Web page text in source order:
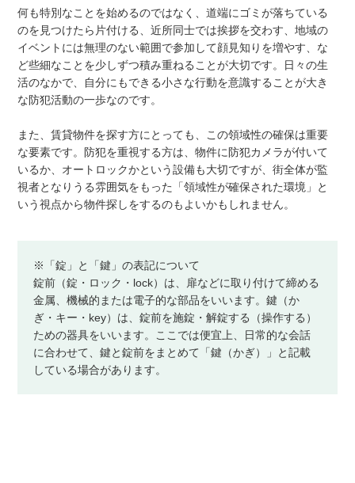
何も特別なことを始めるのではなく、道端にゴミが落ちている
のを見つけたら片付ける、近所同士では挨拶を交わす、地域の
イベントには無理のない範囲で参加して顔見知りを増やす、な
ど些細なことを少しずつ積み重ねることが大切です。日々の生
活のなかで、自分にもできる小さな行動を意識することが大き
な防犯活動の一歩なのです。
また、賃貸物件を探す方にとっても、この領域性の確保は重要
な要素です。防犯を重視する方は、物件に防犯カメラが付いて
いるか、オートロックかという設備も大切ですが、街全体が監
視者となりうる雰囲気をもった「領域性が確保された環境」と
いう視点から物件探しをするのもよいかもしれません。
※「錠」と「鍵」の表記について
錠前（錠・ロック・lock）は、扉などに取り付けて締める
金属、機械的または電子的な部品をいいます。鍵（か
ぎ・キー・key）は、錠前を施錠・解錠する（操作する）
ための器具をいいます。ここでは便宜上、日常的な会話
に合わせて、鍵と錠前をまとめて「鍵（かぎ）」と記載
している場合があります。